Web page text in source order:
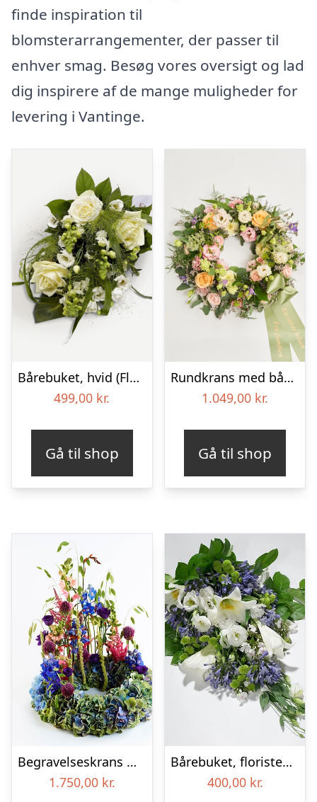
finde inspiration til
blomsterarrangementer, der passer til
enhver smag. Besøg vores oversigt og lad
dig inspirere af de mange muligheder for
levering i Vantinge.
Bårebuket, hvid (Floristens kreative valg) med bånd
499,00 kr.
Gå til shop
Rundkrans med bånd – Floristens kreative valg
1.049,00 kr.
Gå til shop
Begravelseskrans med hortensia og farverige detaljer – Blomster til begravelse
1.750,00 kr.
Bårebuket, floristens valg – Blomster til begravelse
400,00 kr.